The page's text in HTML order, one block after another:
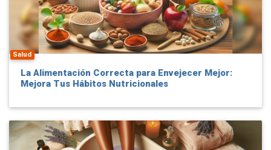
Salud
La Alimentación Correcta para Envejecer Mejor:
Mejora Tus Hábitos Nutricionales